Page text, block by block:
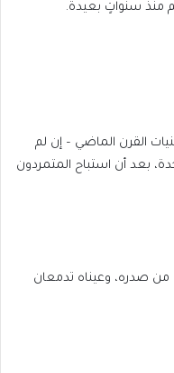
منذ سنواتٍ بعيدة.
القرن الماضي – إن لم
بعد أن استباح المتمردون
من صدره، وعيناه تدمعان